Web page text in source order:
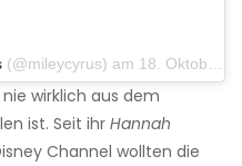
(@mileycyrus) am 18. Oktober 2019 um 19:03 Uhr PDT
wirklich aus dem
ist. Seit ihr Hannah
Channel wollten die